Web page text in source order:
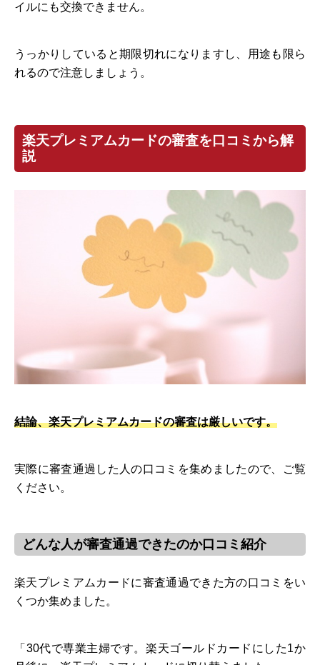
イルにも交換できません。
うっかりしていると期限切れになりますし、用途も限ら
れるので注意しましょう。
楽天プレミアムカードの審査を口コミから解
説
結論、楽天プレミアムカードの審査は厳しいです。
実際に審査通過した人の口コミを集めましたので、ご覧
ください。
どんな人が審査通過できたのか口コミ紹介
楽天プレミアムカードに審査通過できた方の口コミをい
くつか集めました。
「30代で専業主婦です。楽天ゴールドカードにした1か